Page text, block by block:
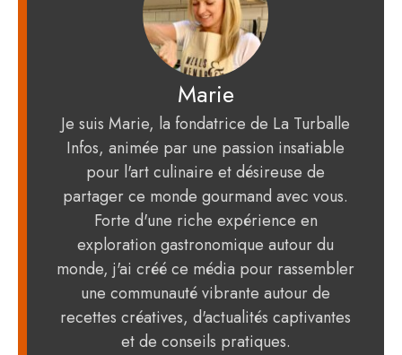
Marie
Je suis Marie, la fondatrice de La Turballe
Infos, animée par une passion insatiable
pour l'art culinaire et désireuse de
partager ce monde gourmand avec vous.
Forte d'une riche expérience en
exploration gastronomique autour du
monde, j'ai créé ce média pour rassembler
une communauté vibrante autour de
recettes créatives, d'actualités captivantes
et de conseils pratiques.